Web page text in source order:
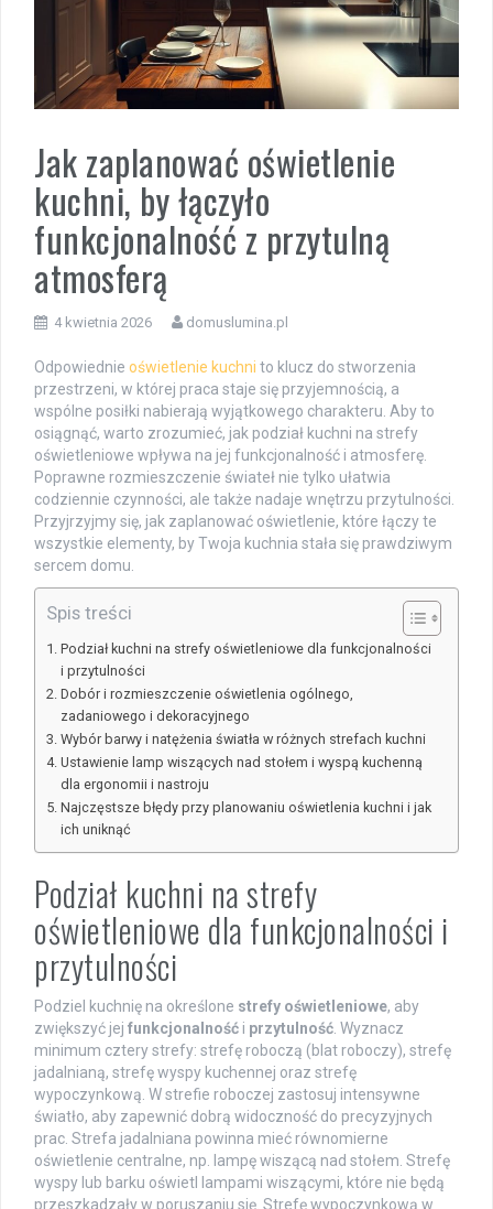
Jak zaplanować oświetlenie
kuchni, by łączyło
funkcjonalność z przytulną
atmosferą
4 kwietnia 2026 domuslumina.pl
Odpowiednie oświetlenie kuchni to klucz do stworzenia
przestrzeni, w której praca staje się przyjemnością, a
wspólne posiłki nabierają wyjątkowego charakteru. Aby to
osiągnąć, warto zrozumieć, jak podział kuchni na strefy
oświetleniowe wpływa na jej funkcjonalność i atmosferę.
Poprawne rozmieszczenie świateł nie tylko ułatwia
codziennie czynności, ale także nadaje wnętrzu przytulności.
Przyjrzyjmy się, jak zaplanować oświetlenie, które łączy te
wszystkie elementy, by Twoja kuchnia stała się prawdziwym
sercem domu.
Spis treści
Podział kuchni na strefy oświetleniowe dla funkcjonalności
i przytulności
Dobór i rozmieszczenie oświetlenia ogólnego,
zadaniowego i dekoracyjnego
Wybór barwy i natężenia światła w różnych strefach kuchni
Ustawienie lamp wiszących nad stołem i wyspą kuchenną
dla ergonomii i nastroju
Najczęstsze błędy przy planowaniu oświetlenia kuchni i jak
ich uniknąć
Podział kuchni na strefy
oświetleniowe dla funkcjonalności i
przytulności
Podziel kuchnię na określone strefy oświetleniowe, aby
zwiększyć jej funkcjonalność i przytulność . Wyznacz
minimum cztery strefy: strefę roboczą (blat roboczy), strefę
jadalnianą, strefę wyspy kuchennej oraz strefę
wypoczynkową. W strefie roboczej zastosuj intensywne
światło, aby zapewnić dobrą widoczność do precyzyjnych
prac. Strefa jadalniana powinna mieć równomierne
oświetlenie centralne, np. lampę wiszącą nad stołem. Strefę
wyspy lub barku oświetl lampami wiszącymi, które nie będą
przeszkadzały w poruszaniu się. Strefę wypoczynkową w